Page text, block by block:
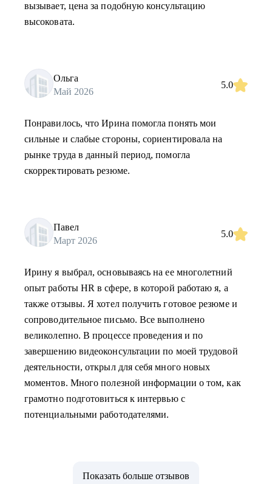
вызывает, цена за подобную консультацию
высоковата.
Ольга
Май 2026
5.0
Понравилось, что Ирина помогла понять мои
сильные и слабые стороны, сориентировала на
рынке труда в данный период, помогла
скорректировать резюме.
Павел
Март 2026
5.0
Ирину я выбрал, основываясь на ее многолетний
опыт работы HR в сфере, в которой работаю я, а
также отзывы. Я хотел получить готовое резюме и
сопроводительное письмо. Все выполнено
великолепно. В процессе проведения и по
завершению видеоконсультации по моей трудовой
деятельности, открыл для себя много новых
моментов. Много полезной информации о том, как
грамотно подготовиться к интервью с
потенциальными работодателями.
Показать больше отзывов